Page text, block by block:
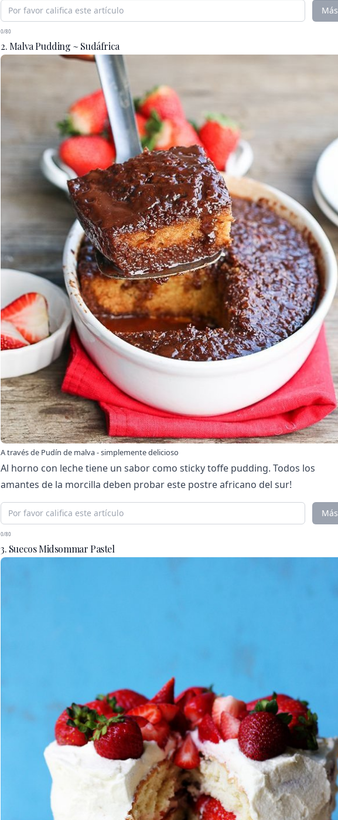
Más
0/80
2. Malva Pudding ~ Sudáfrica
A través de Pudín de malva - simplemente delicioso
Al horno con leche tiene un sabor como sticky toffe pudding. Todos los
amantes de la morcilla deben probar este postre africano del sur!
Más
0/80
3. Suecos Midsommar Pastel